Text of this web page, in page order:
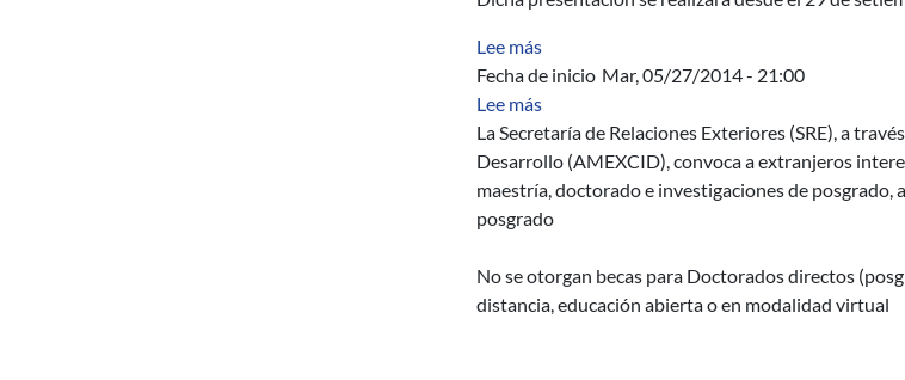
Lee más
Fecha de inicio Mar, 05/27/2014 - 21:00
Lee más
La Secretaría de Relaciones Exteriores (SRE), a
Desarrollo (AMEXCID), convoca a extranjeros
maestría, doctorado e investigaciones de
posgrado
No se otorgan becas para Doctorados directos
distancia, educación abierta o en modalidad virtual